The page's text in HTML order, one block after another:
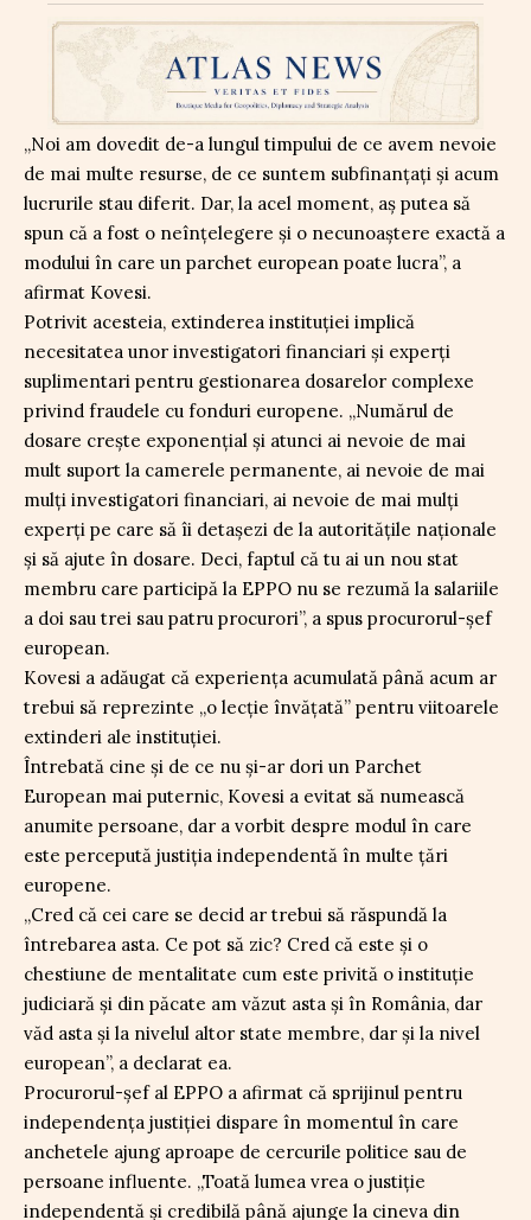
„Noi am dovedit de-a lungul timpului de ce avem nevoie
de mai multe resurse, de ce suntem subfinanțați și acum
lucrurile stau diferit. Dar, la acel moment, aș putea să
spun că a fost o neînțelegere și o necunoaștere exactă a
modului în care un parchet european poate lucra”, a
afirmat Kovesi.
Potrivit acesteia, extinderea instituției implică
necesitatea unor investigatori financiari și experți
suplimentari pentru gestionarea dosarelor complexe
privind fraudele cu fonduri europene. „Numărul de
dosare crește exponențial și atunci ai nevoie de mai
mult suport la camerele permanente, ai nevoie de mai
mulți investigatori financiari, ai nevoie de mai mulți
experți pe care să îi detașezi de la autoritățile naționale
și să ajute în dosare. Deci, faptul că tu ai un nou stat
membru care participă la EPPO nu se rezumă la salariile
a doi sau trei sau patru procurori”, a spus procurorul-șef
european.
Kovesi a adăugat că experiența acumulată până acum ar
trebui să reprezinte „o lecție învățată” pentru viitoarele
extinderi ale instituției.
Întrebată cine și de ce nu și-ar dori un Parchet
European mai puternic, Kovesi a evitat să numească
anumite persoane, dar a vorbit despre modul în care
este percepută justiția independentă în multe țări
europene.
„Cred că cei care se decid ar trebui să răspundă la
întrebarea asta. Ce pot să zic? Cred că este și o
chestiune de mentalitate cum este privită o instituție
judiciară și din păcate am văzut asta și în România, dar
văd asta și la nivelul altor state membre, dar și la nivel
european”, a declarat ea.
Procurorul-șef al EPPO a afirmat că sprijinul pentru
independența justiției dispare în momentul în care
anchetele ajung aproape de cercurile politice sau de
persoane influente. „Toată lumea vrea o justiție
independentă și credibilă până ajunge la cineva din